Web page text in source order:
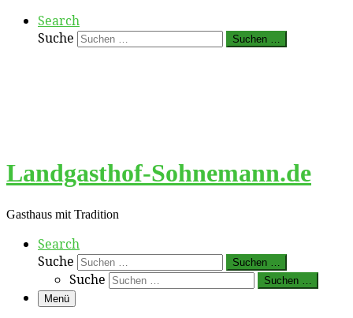
Search
Suche
Suchen …
Landgasthof-Sohnemann.de
Gasthaus mit Tradition
Search
Suche
Suchen …
Suche
Suchen …
Menü